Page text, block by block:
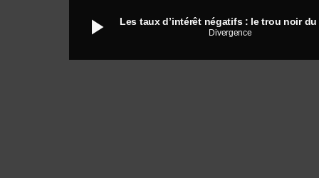
play_arrow Divergence